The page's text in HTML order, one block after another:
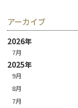
アーカイブ
2026年
7月
2025年
9月
8月
7月